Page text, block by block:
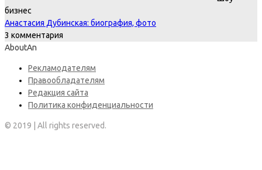
бизнес
Анастасия Дубинская: биография, фото
3 комментария
AboutAn
Рекламодателям
Правообладателям
Редакция сайта
Политика конфиденциальности
© 2019 | All rights reserved.